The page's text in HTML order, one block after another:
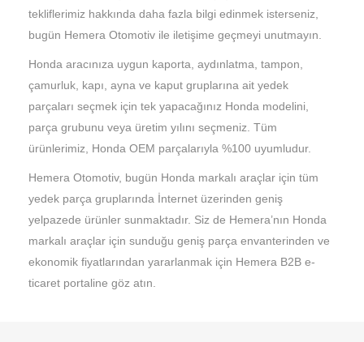
tekliflerimiz hakkında daha fazla bilgi edinmek isterseniz,
bugün Hemera Otomotiv ile iletişime geçmeyi unutmayın.
Honda aracınıza uygun kaporta, aydınlatma, tampon,
çamurluk, kapı, ayna ve kaput gruplarına ait yedek
parçaları seçmek için tek yapacağınız Honda modelini,
parça grubunu veya üretim yılını seçmeniz. Tüm
ürünlerimiz, Honda OEM parçalarıyla %100 uyumludur.
Hemera Otomotiv, bugün Honda markalı araçlar için tüm
yedek parça gruplarında İnternet üzerinden geniş
yelpazede ürünler sunmaktadır. Siz de Hemera’nın Honda
markalı araçlar için sunduğu geniş parça envanterinden ve
ekonomik fiyatlarından yararlanmak için Hemera B2B e-
ticaret portaline göz atın.